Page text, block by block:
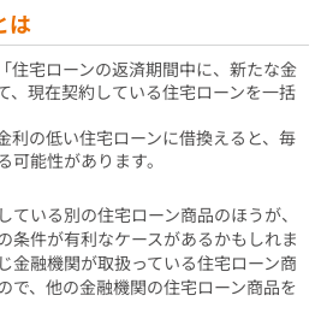
は
住宅ローンの返済期間中に、新たな金
、現在契約している住宅ローンを一括
利の低い住宅ローンに借換えると、毎
能性があります。
ている別の住宅ローン商品のほうが、
条件が有利なケースがあるかもしれま
金融機関が取扱っている住宅ローン商
で、他の金融機関の住宅ローン商品を